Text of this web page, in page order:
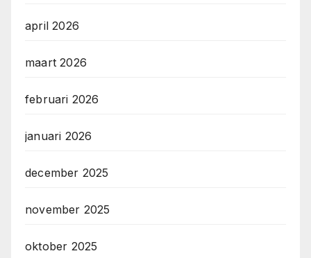
april 2026
maart 2026
februari 2026
januari 2026
december 2025
november 2025
oktober 2025